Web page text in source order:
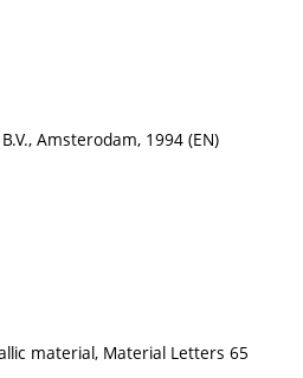
Amsterodam, 1994 (EN)
material, Material Letters 65